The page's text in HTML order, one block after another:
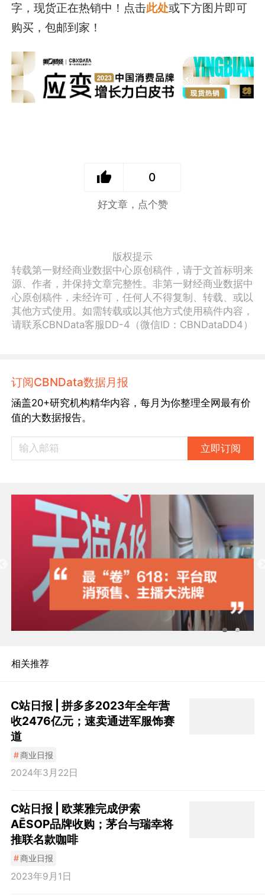
字，现货正在热销中！点击此处或下方图片即可
购买，包邮到家！
0
好文章，点个赞
版权提示
转载第一财经商业数据中心原创稿件，请于文首标明来
源、作者，并保持文章完整性。非第一财经商业数据中
心原创稿件，未经许可，任何人不得复制、转载、或以
其他方式使用。如需转载或以其他方式使用稿件内容，
请联系CBNData客服DD-4（微信ID：CBNDataDD4）
订阅CBNData数据月报
涵盖20+研究机构精华内容，每月为你整理全网最有价
值的大数据报告。
立即订阅
相关推荐
C站日报 | 拼多多2023年全年营
收2476亿元；速卖通进军服饰赛
道
#商业日报
2024年3月22日
C站日报 | 欧莱雅完成伊索
AĒSOP品牌收购；茅台与瑞幸将
推联名款咖啡
#商业日报
2023年9月1日